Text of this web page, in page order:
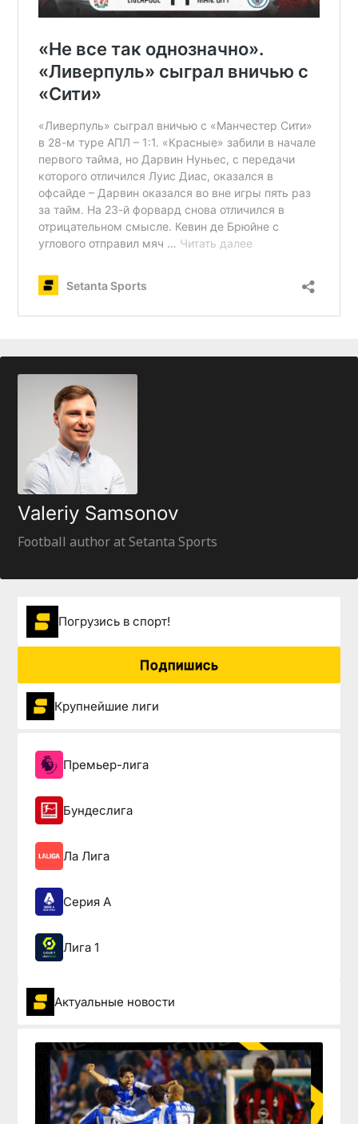
Valeriy Samsonov
Football author at Setanta Sports
Погрузиcь в спорт!
Подпишись
Крупнейшие лиги
Премьер-лига
Бундеслига
Ла Лига
Серия А
Лига 1
Актуальные новости